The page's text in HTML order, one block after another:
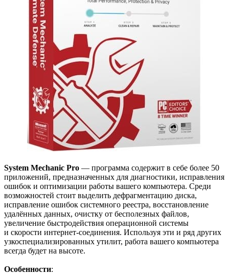
System Mechanic Pro — программа содержит в себе более 50
приложений, предназначенных для диагностики, исправления
ошибок и оптимизации работы вашего компьютера. Среди
возможностей стоит выделить дефрагментацию диска,
исправление ошибок системного реестра, восстановление
удалённых данных, очистку от бесполезных файлов,
увеличение быстродействия операционной системы
и скорости интернет-соединения. Используя эти и ряд других
узкоспециализированных утилит, работа вашего компьютера
всегда будет на высоте.
Особенности: